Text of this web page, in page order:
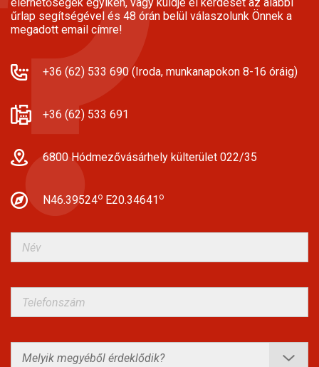
űrlap segítségével és 48 órán belül válaszolunk Önnek a
megadott email címre!
+36 (62) 533 690 (Iroda, munkanapokon 8-16 óráig)
+36 (62) 533 691
6800 Hódmezővásárhely külterület 022/35
N46.39524o E20.34641 o